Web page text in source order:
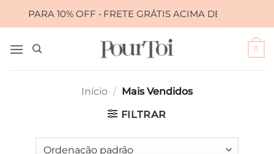
10% OFF • FRETE GRÁTIS ACIMA DE R$ 399,00
0
Início / Mais Vendidos
FILTRAR